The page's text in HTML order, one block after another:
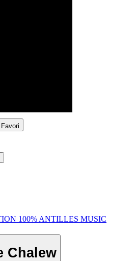
Favori
100% ANTILLES MUSIC
Chalew